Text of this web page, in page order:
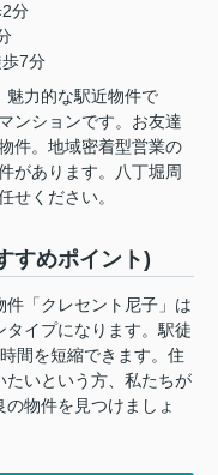
2分
歩7分
魅力的な駅近物件で
ンションです。お友達
件。地域密着型営業の
があります。八丁堀周
せください。
すめポイント)
「クレセント尼子」は
イプになります。駅徒
間を短縮できます。住
たいという方、私たちが
物件を見つけましょ